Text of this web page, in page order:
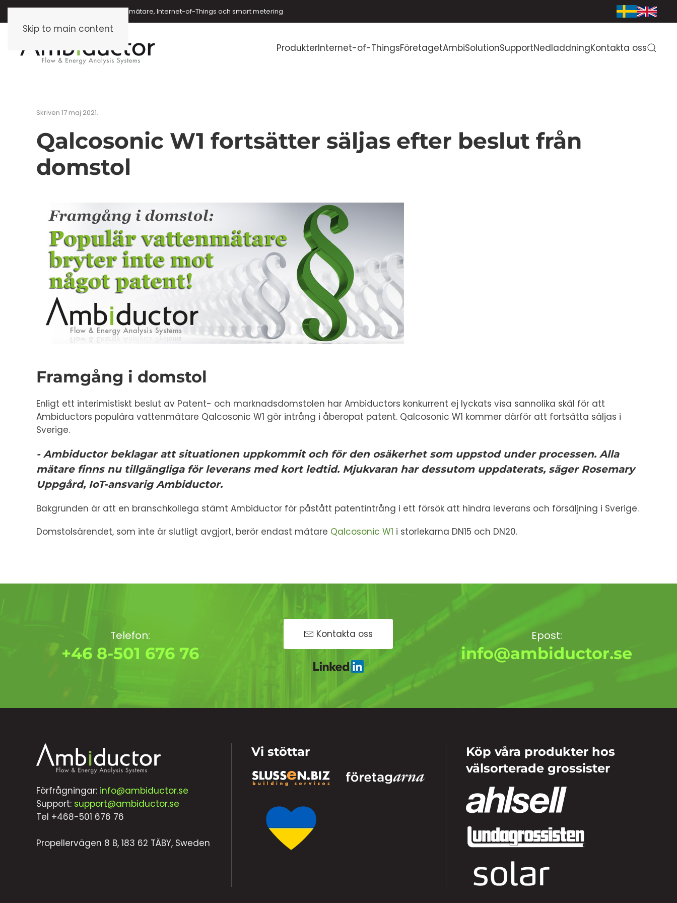
Skip to main content
Energimätare, vattenmätare, oljemätare, Internet-of-Things och smart metering
ProdukterInternet-of-ThingsFöretagetAmbiSolutionSupportNedladdningKontakta oss
Skriven 17 maj 2021.
Qalcosonic W1 fortsätter säljas efter beslut från
domstol
Framgång i domstol
Enligt ett interimistiskt beslut av Patent- och marknadsdomstolen har Ambiductors konkurrent ej lyckats visa sannolika skäl för att
Ambiductors populära vattenmätare Qalcosonic W1 gör intrång i åberopat patent. Qalcosonic W1 kommer därför att fortsätta säljas i
Sverige.
- Ambiductor beklagar att situationen uppkommit och för den osäkerhet som uppstod under processen. Alla
mätare finns nu tillgängliga för leverans med kort ledtid. Mjukvaran har dessutom uppdaterats, säger Rosemary
Uppgård, IoT-ansvarig Ambiductor.
Bakgrunden är att en branschkollega stämt Ambiductor för påstått patentintrång i ett försök att hindra leverans och försäljning i Sverige.
Domstolsärendet, som inte är slutligt avgjort, berör endast mätare Qalcosonic W1 i storlekarna DN15 och DN20.
Telefon:
+46 8-501 676 76
Kontakta oss Epost:
info@ambiductor.se
Förfrågningar: info@ambiductor.se
Support: support@ambiductor.se
Tel +468-501 676 76
Propellervägen 8 B, 183 62 TÄBY, Sweden
Vi stöttar
Köp våra produkter hos
välsorterade grossister